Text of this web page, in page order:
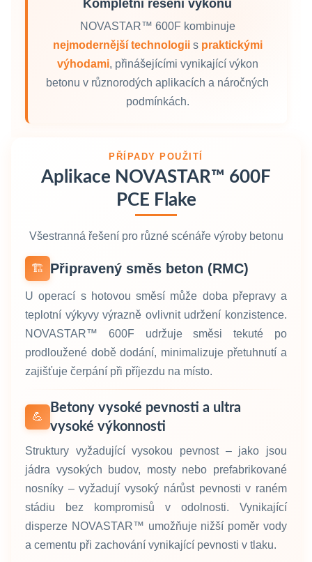
Kompletní řešení výkonu
NOVASTAR™ 600F kombinuje
nejmodernější technologiis praktickými
výhodami, přinášejícími vynikající výkon
betonu v různorodých aplikacích a náročných
podmínkách.
PŘÍPADY POUŽITÍ
Aplikace NOVASTAR™ 600F
PCE Flake
Všestranná řešení pro různé scénáře výroby betonu
🏗️ Připravený směs beton (RMC)
U operací s hotovou směsí může doba přepravy a
teplotní výkyvy výrazně ovlivnit udržení konzistence.
NOVASTAR™ 600F udržuje směsi tekuté po
prodloužené době dodání, minimalizuje přetuhnutí a
zajišťuje čerpání při příjezdu na místo.
💪
Betony vysoké pevnosti a ultra
vysoké výkonnosti
Struktury vyžadující vysokou pevnost – jako jsou
jádra vysokých budov, mosty nebo prefabrikované
nosníky – vyžadují vysoký nárůst pevnosti v raném
stádiu bez kompromisů v odolnosti. Vynikající
disperze NOVASTAR™ umožňuje nižší poměr vody
a cementu při zachování vynikající pevnosti v tlaku.